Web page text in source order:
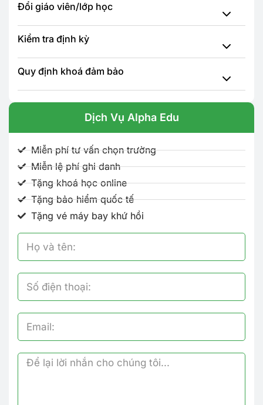
Đổi giáo viên/lớp học
Kiểm tra định kỳ
Quy định khoá đảm bảo
Dịch Vụ Alpha Edu
Miễn phí tư vấn chọn trường
Miễn lệ phí ghi danh
Tặng khoá học online
Tặng bảo hiểm quốc tế
Tặng vé máy bay khứ hồi